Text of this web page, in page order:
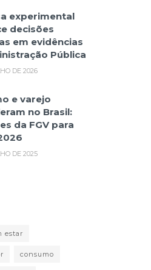
experimental
decisões
em evidências
Pública
DE 2026
e varejo
no Brasil:
da FGV para
DE 2025
estar
consumo